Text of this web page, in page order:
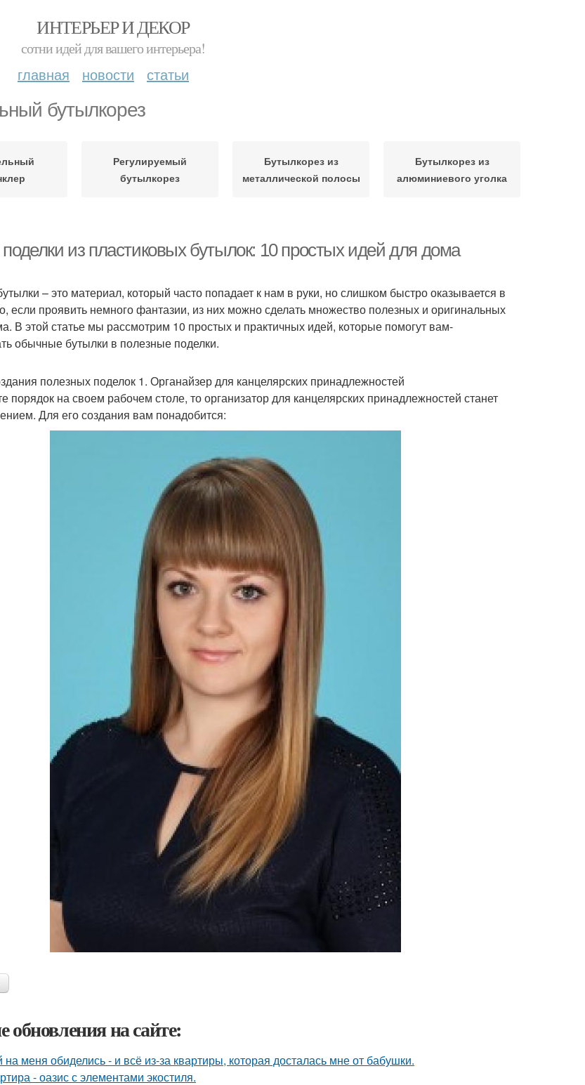
ИНТЕРЬЕР И ДЕКОР
сотни идей для вашего интерьера!
главная новости статьи
бутылкорез
Регулируемый
бутылкорез
Бутылкорез из
металлической полосы
Бутылкорез из
алюминиевого уголка
из пластиковых бутылок: 10 простых идей для дома
– это материал, который часто попадает к нам в руки, но слишком быстро оказывается в
если проявить немного фантазии, из них можно сделать множество полезных и оригинальных
В этой статье мы рассмотрим 10 простых и практичных идей, которые помогут вам-
обычные бутылки в полезные поделки.
полезных поделок 1. Органайзер для канцелярских принадлежностей
порядок на своем рабочем столе, то организатор для канцелярских принадлежностей станет
Для его создания вам понадобится:
обновления на сайте:
меня обиделись - и всё из-за квартиры, которая досталась мне от бабушки.
- оазис с элементами экостиля.